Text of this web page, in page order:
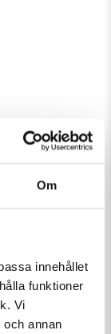
Om
innehållet
funktioner
Vi
annan